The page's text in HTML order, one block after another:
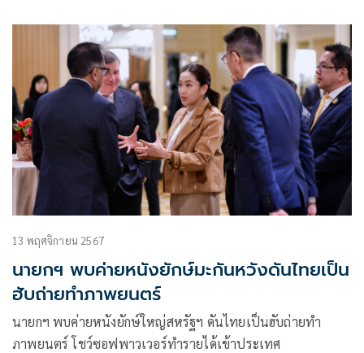
13 พฤศจิกายน 2567
นายกฯ พบค่ายหนังยักษ์มะกันหวังดันไทยเป็น
ฮับถ่ายทำภาพยนตร์
นายกฯ พบค่ายหนังยักษ์ใหญ่สหรัฐฯ ดันไทยเป็นฮับถ่ายทำ
ภาพยนตร์ โชว์ซอฟพาวเวอร์ทำรายได้เข้าประเทศ